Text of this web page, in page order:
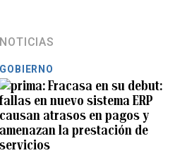
NOTICIAS
GOBIERNO
Fracasa en su debut:
fallas en nuevo sistema ERP
causan atrasos en pagos y
amenazan la prestación de
servicios